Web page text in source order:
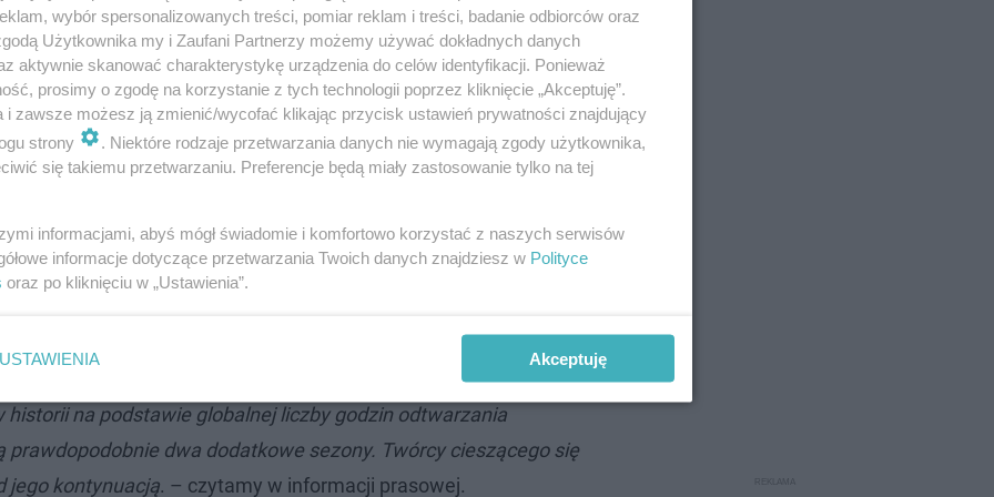
historię do końca książki i postawiliśmy
Uwielbiamy zakończenie książki; to był
których wiedzieliśmy, że chcemy to zrobić
w tym miejscu– przyznał Justin
podejście twórców. Disney+ informuje bowiem, że prace
sezony.
historii na podstawie globalnej liczby godzin odtwarzania
dwa dodatkowe sezony. Twórcy cieszącego się
jego kontynuacją. – czytamy w informacji prasowej.
wybór spersonalizowanych treści, pomiar reklam i treści, badanie odbiorców oraz
Użytkownika my i Zaufani Partnerzy możemy używać dokładnych danych
aktywnie skanować charakterystykę urządzenia do celów identyfikacji. Ponieważ
prosimy o zgodę na korzystanie z tych technologii poprzez kliknięcie „Akceptuję”.
i zawsze możesz ją zmienić/wycofać klikając przycisk ustawień prywatności znajdujący
strony
. Niektóre rodzaje przetwarzania danych nie wymagają zgody użytkownika,
się takiemu przetwarzaniu. Preferencje będą miały zastosowanie tylko na tej
informacjami, abyś mógł świadomie i komfortowo korzystać z naszych serwisów
informacje dotyczące przetwarzania Twoich danych znajdziesz w Polityce
oraz po kliknięciu w „Ustawienia”.
USTAWIENIA Akceptuję